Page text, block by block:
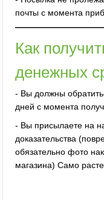
почты с момента
Как
денежных
- Вы должны
дней с момента
- Вы присылаете на
доказательства
обязательно фото
магазина) Само